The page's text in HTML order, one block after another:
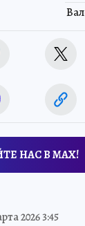
НАС В МАХ!
2026 3:45